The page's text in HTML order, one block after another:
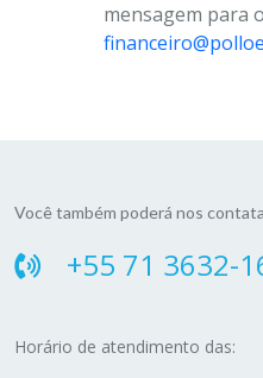
mensagem para
Você também poderá nos
+55 71 3632-
Horário de atendimento das: